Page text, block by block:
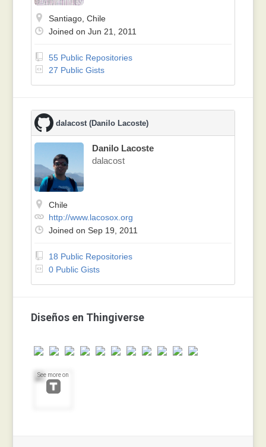
Santiago, Chile
Joined on Jun 21, 2011
55 Public Repositories
27 Public Gists
dalacost (Danilo Lacoste)
Danilo Lacoste
dalacost
Chile
http://www.lacosox.org
Joined on Sep 19, 2011
18 Public Repositories
0 Public Gists
Diseños en Thingiverse
See more on